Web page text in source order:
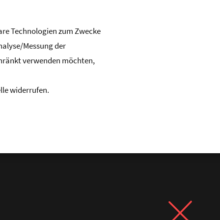
Technologien zum Zwecke
Messung der
verwenden möchten,
widerrufen.